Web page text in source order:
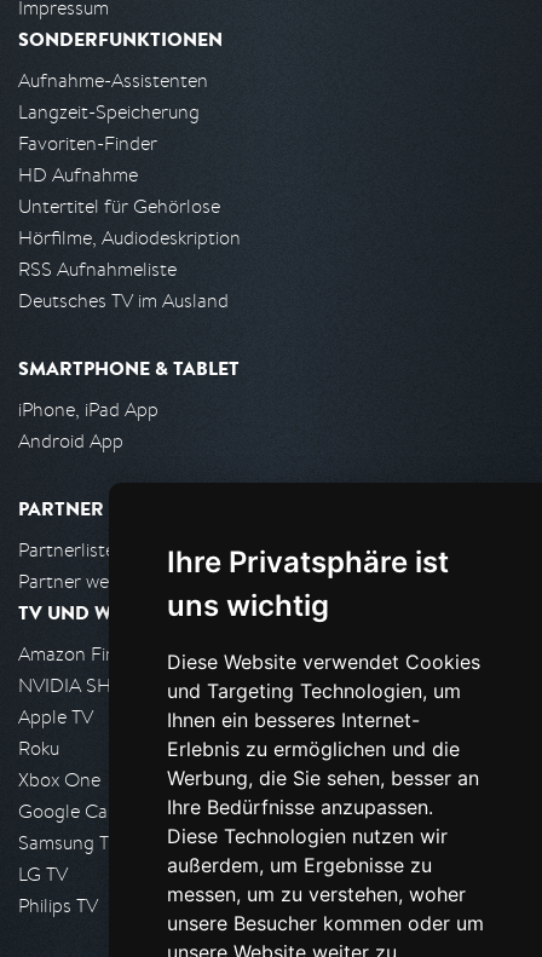
Ihre Privatsphäre ist
uns wichtig
Diese Website verwendet Cookies
und Targeting Technologien, um
Ihnen ein besseres Internet-
Erlebnis zu ermöglichen und die
Werbung, die Sie sehen, besser an
Ihre Bedürfnisse anzupassen.
Diese Technologien nutzen wir
außerdem, um Ergebnisse zu
messen, um zu verstehen, woher
unsere Besucher kommen oder um
unsere Website weiter zu
Impressum
SONDERFUNKTIONEN
Aufnahme-Assistenten
Langzeit-Speicherung
Favoriten-Finder
HD Aufnahme
Untertitel für Gehörlose
Hörfilme, Audiodeskription
RSS Aufnahmeliste
Deutsches TV im Ausland
SMARTPHONE & TABLET
iPhone, iPad App
Android App
PARTNER
Partnerliste
Partner werden
TV UND WOHNZIMMER
Amazon FireTV
NVIDIA SHIELD, Google TV
Apple TV
Roku
Xbox One
Google Cast
Samsung TV
LG TV
Philips TV